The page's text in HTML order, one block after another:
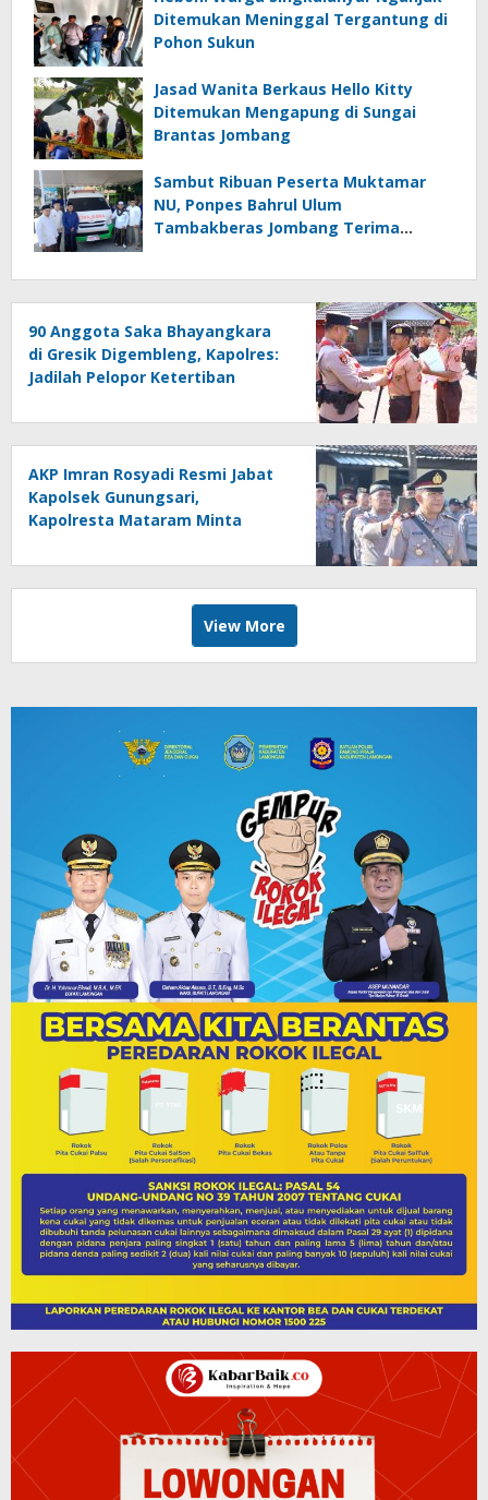
Ditemukan Meninggal Tergantung di
Pohon Sukun
Jasad Wanita Berkaus Hello Kitty
Ditemukan Mengapung di Sungai
Brantas Jombang
Sambut Ribuan Peserta Muktamar
NU, Ponpes Bahrul Ulum
Tambakberas Jombang Terima
90 Anggota Saka Bhayangkara
di Gresik Digembleng, Kapolres:
Jadilah Pelopor Ketertiban
AKP Imran Rosyadi Resmi Jabat
Kapolsek Gunungsari,
Kapolresta Mataram Minta
View More